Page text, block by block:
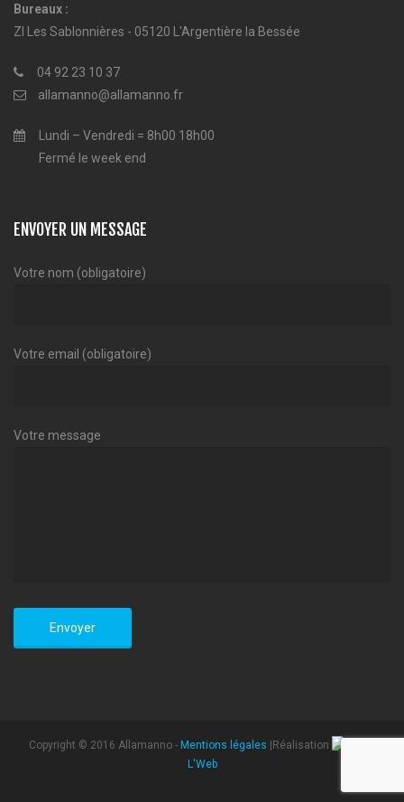
Bureaux :
ZI Les Sablonnières - 05120 L'Argentière la Bessée
04 92 23 10 37
allamanno@allamanno.fr
Lundi – Vendredi = 8h00 18h00
Fermé le week end
ENVOYER UN MESSAGE
Votre nom (obligatoire)
Votre email (obligatoire)
Votre message
Copyright © 2016 Allamanno - Mentions légales |Réalisation
L'Web